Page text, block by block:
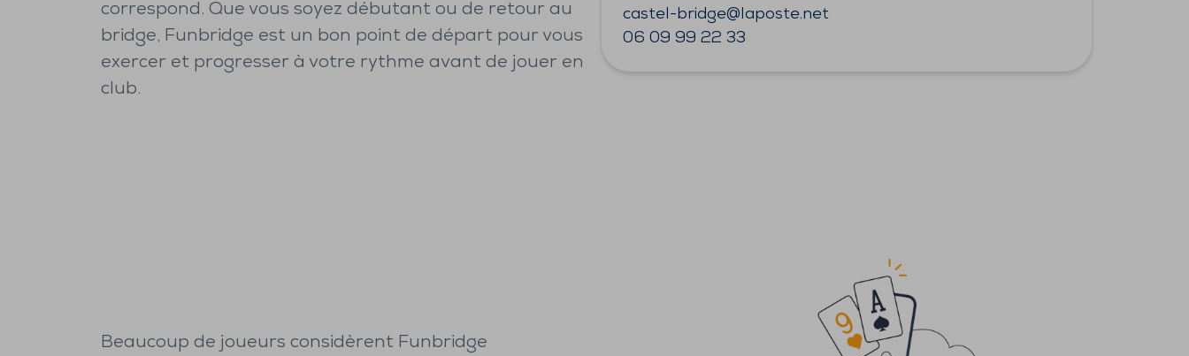
correspond. Que vous soyez débutant ou de retour au
bridge, Funbridge est un bon point de départ pour vous
exercer et progresser à votre rythme avant de jouer en
club.
castel-bridge@laposte.net
06 09 99 22 33
Beaucoup de joueurs considèrent Funbridge